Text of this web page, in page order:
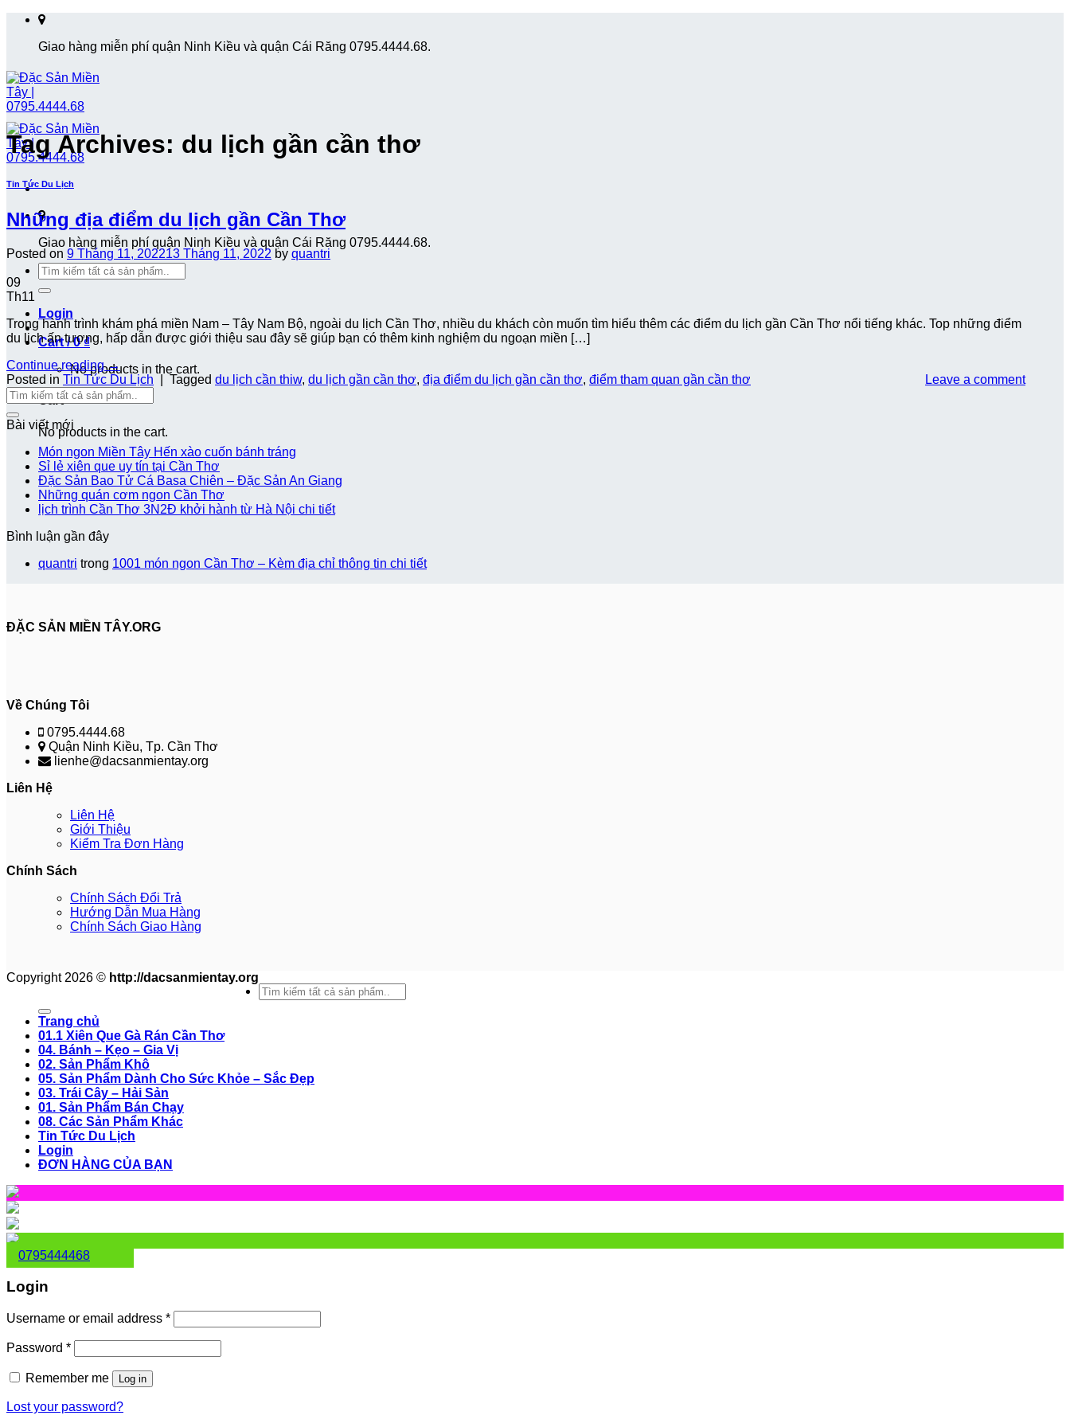
Skip
contentGiao hàng miễn phí quận Ninh Kiều và quận Cái Răng 0795.4444.68.
Giao hàng miễn phí quận Ninh Kiều và quận Cái Răng 0795.4444.68.
Search
for:
Login
Cart /0₫
No products in the cart.
Cart
No products in the cart.
Tag Archives: du lịch gần cần thơ
Tin Tức Du Lịch
Những địa điểm du lịch gần Cần Thơ
Posted on 9 Tháng 11, 202213 Tháng 11, 2022 by quantri
09
Th11
Trong hành trình khám phá miền Nam – Tây Nam Bộ, ngoài du lịch Cần Thơ, nhiều du khách còn muốn tìm hiểu thêm các điểm du lịch gần Cần Thơ nổi tiếng khác. Top những điểm
du lịch ấn tượng, hấp dẫn được giới thiệu sau đây sẽ giúp bạn có thêm kinh nghiệm du ngoạn miền […]
Continue reading→
Posted in Tin Tức Du Lịch Tagged du lịch cần thiw, du lịch gần cần thơ, địa điểm du lịch gần cần thơ, điểm tham quan gần cần thơ Leave a comment
Bài viết mới
Món ngon Miền Tây Hến xào cuốn bánh tráng
Sỉ lẻ xiên que uy tín tại Cần Thơ
Đặc Sản Bao Tử Cá Basa Chiên – Đặc Sản An Giang
Những quán cơm ngon Cần Thơ
lịch trình Cần Thơ 3N2Đ khởi hành từ Hà Nội chi tiết
Bình luận gần đây
quantri trong 1001 món ngon Cần Thơ – Kèm địa chỉ thông tin chi tiết
ĐẶC SẢN MIỀN TÂY.ORG
Về Chúng Tôi
0795.4444.68
Quận Ninh Kiều, Tp. Cần Thơ
lienhe@dacsanmientay.org
Liên Hệ
Liên Hệ
Giới Thiệu
Kiểm Tra Đơn Hàng
Chính Sách
Chính Sách Đổi Trả
Hướng Dẫn Mua Hàng
Chính Sách Giao Hàng
Copyright 2026 © http://dacsanmientay.org
Search
for:
Trang chủ
01.1 Xiên Que Gà Rán Cần Thơ
04. Bánh – Kẹo – Gia Vị
02. Sản Phẩm Khô
05. Sản Phẩm Dành Cho Sức Khỏe – Sắc Đẹp
03. Trái Cây – Hải Sản
01. Sản Phẩm Bán Chạy
08. Các Sản Phẩm Khác
Tin Tức Du Lịch
Login
ĐƠN HÀNG CỦA BẠN
0795444468
Login
Username or email address *
Password *
Remember me Log in
Lost your password?